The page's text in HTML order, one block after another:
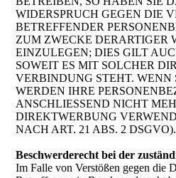
WIDERSPRUCH GEGEN DIE
BETREFFENDER
ZUM ZWECKE DERARTIGER
EINZULEGEN; DIES GILT
SOWEIT ES MIT SOLCHER
VERBINDUNG STEHT. WENN
WERDEN IHRE
ANSCHLIESSEND NICHT
DIREKTWERBUNG
NACH ART. 21 ABS. 2 DSGVO).
Beschwerderecht bei der
Im Falle von Verstößen gegen die